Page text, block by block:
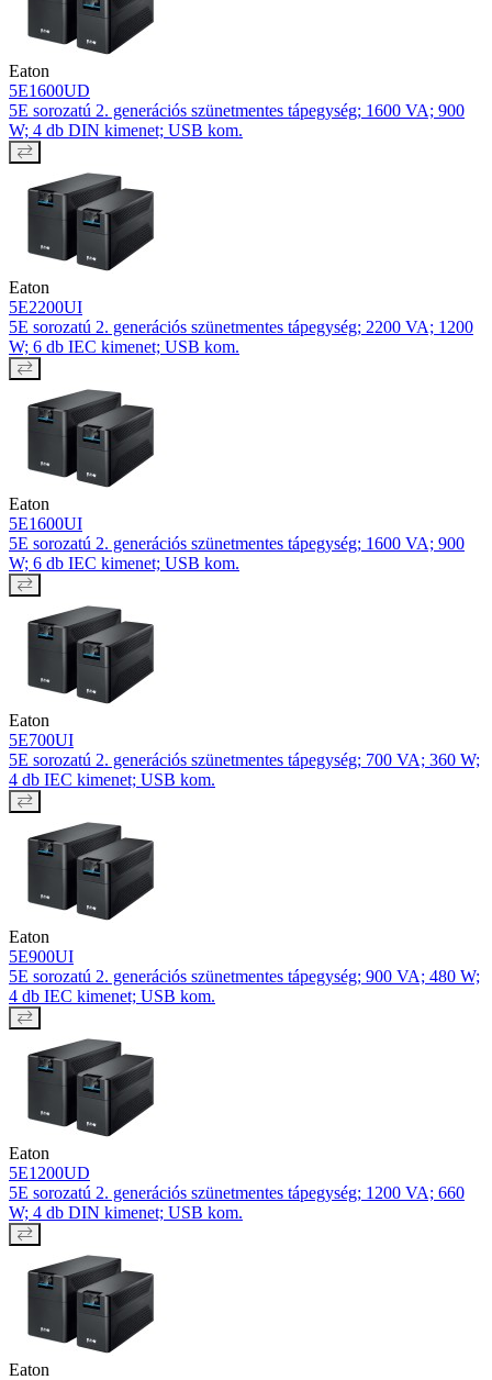
Eaton
5E1600UD
5E sorozatú 2. generációs szünetmentes tápegység; 1600 VA; 900
W; 4 db DIN kimenet; USB kom.
Eaton
5E2200UI
5E sorozatú 2. generációs szünetmentes tápegység; 2200 VA; 1200
W; 6 db IEC kimenet; USB kom.
Eaton
5E1600UI
5E sorozatú 2. generációs szünetmentes tápegység; 1600 VA; 900
W; 6 db IEC kimenet; USB kom.
Eaton
5E700UI
5E sorozatú 2. generációs szünetmentes tápegység; 700 VA; 360 W;
4 db IEC kimenet; USB kom.
Eaton
5E900UI
5E sorozatú 2. generációs szünetmentes tápegység; 900 VA; 480 W;
4 db IEC kimenet; USB kom.
Eaton
5E1200UD
5E sorozatú 2. generációs szünetmentes tápegység; 1200 VA; 660
W; 4 db DIN kimenet; USB kom.
Eaton